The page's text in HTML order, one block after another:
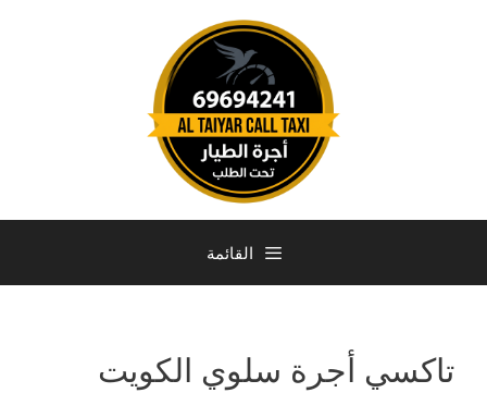
القائمة
تاكسي أجرة سلوي الكويت